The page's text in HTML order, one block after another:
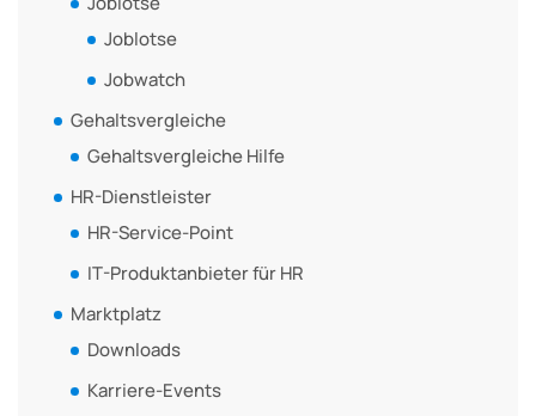
Joblotse
Jobwatch
Gehaltsvergleiche
Gehaltsvergleiche Hilfe
HR-Dienstleister
HR-Service-Point
IT-Produktanbieter für HR
Marktplatz
Downloads
Karriere-Events